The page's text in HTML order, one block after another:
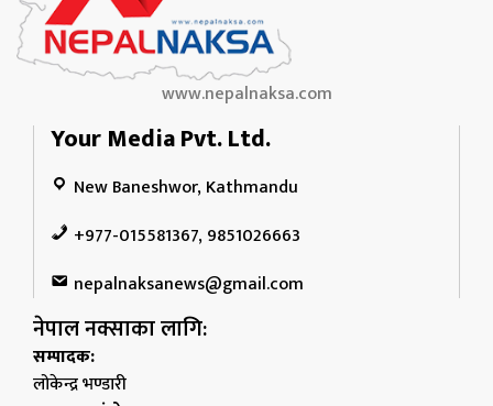
www.nepalnaksa.com
Your Media Pvt. Ltd.
New Baneshwor, Kathmandu
+977-015581367, 9851026663
nepalnaksanews@gmail.com
नेपाल नक्साका लागि:
सम्पादक:
लोकेन्द्र भण्डारी